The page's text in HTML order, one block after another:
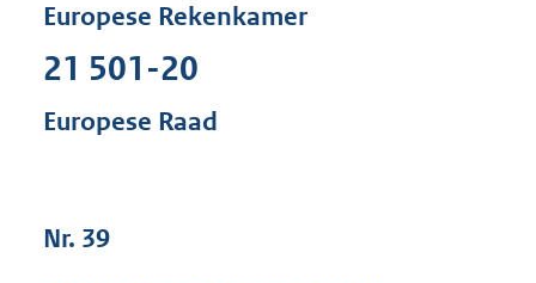
Europese Rekenkamer
21 501-20
Europese Raad
Nr. 39